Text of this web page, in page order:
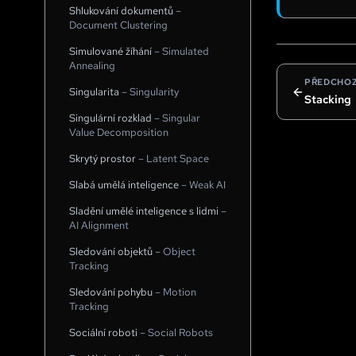
Shlukování dokumentů–
Document Clustering
Simulované žíhání–Simulated
Annealing
Singularita –Singularity
Singulární rozklad –Singular
Value Decomposition
Skrytý prostor– Latent Space
Slabá umělá inteligence–Weak AI
Sladění umělé inteligence s lidmi –
AI Alignment
Sledování objektů–Object
Tracking
Sledování pohybu– Motion
Tracking
Sociální roboti –Social Robots
Stacking